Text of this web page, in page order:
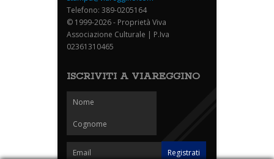
Telefono: 389-0205164
© 1999-2026 - Proprietà Viva
Associazione Culturale | P.Iva
02361310465
ISCRIVITI A VIAREGGINO